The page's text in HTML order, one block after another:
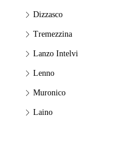
Dizzasco
Tremezzina
Lanzo Intelvi
Lenno
Muronico
Laino